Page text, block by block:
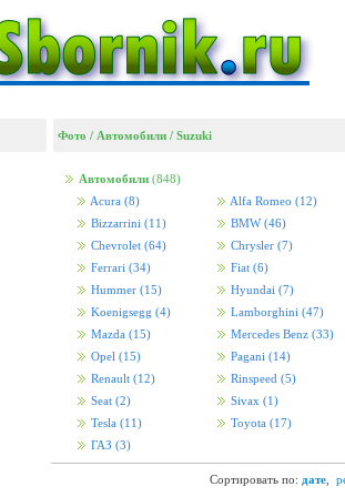
Фото / Автомобили / Suzuki
Автомобили (848)
Acura (8) Alfa Romeo (12)
Bizzarrini (11) BMW(46)
Chevrolet (64) Chrysler (7)
Ferrari (34) Fiat (6)
Hummer (15) Hyundai (7)
Koenigsegg (4) Lamborghini (47)
Mazda (15) Mercedes Benz (33)
Opel (15) Pagani (14)
Renault (12) Rinspeed (5)
Seat (2) Sivax (1)
Tesla (11) Toyota (17)
ГАЗ (3)
Сортировать по: дате